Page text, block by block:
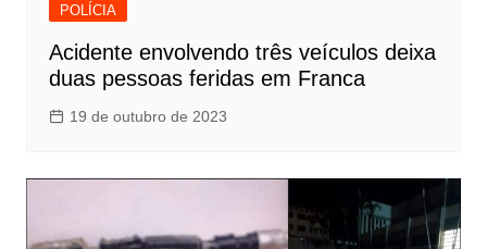
POLÍCIA
Acidente envolvendo três veículos deixa
duas pessoas feridas em Franca
19 de outubro de 2023